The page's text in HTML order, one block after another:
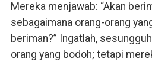
Mereka menjawab: “Akan
sebagaimana orang-orang
beriman?” Ingatlah,
orang yang bodoh; tetapi